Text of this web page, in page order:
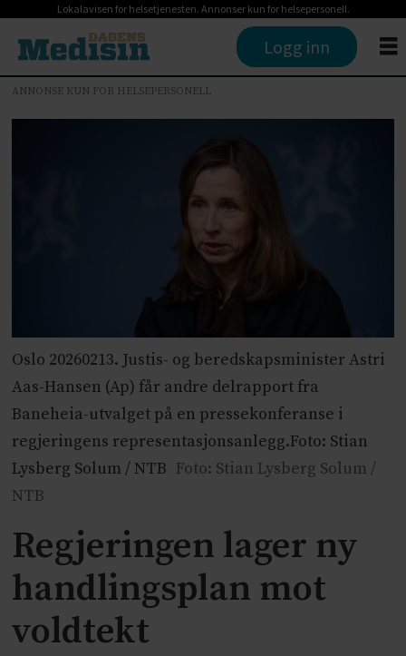
Lokalavisen for helsetjenesten. Annonser kun for helsepersonell.
Logg inn
ANNONSE KUN FOR HELSEPERSONELL
Oslo 20260213. Justis- og beredskapsminister Astri
Aas-Hansen (Ap) får andre delrapport fra
Baneheia-utvalget på en pressekonferanse i
regjeringens representasjonsanlegg.Foto: Stian
Lysberg Solum / NTB Foto: Stian Lysberg Solum /
NTB
Regjeringen lager ny
handlingsplan mot
voldtekt